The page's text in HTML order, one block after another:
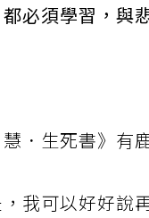
必須學習，與
．生死書》有
我可以好好說